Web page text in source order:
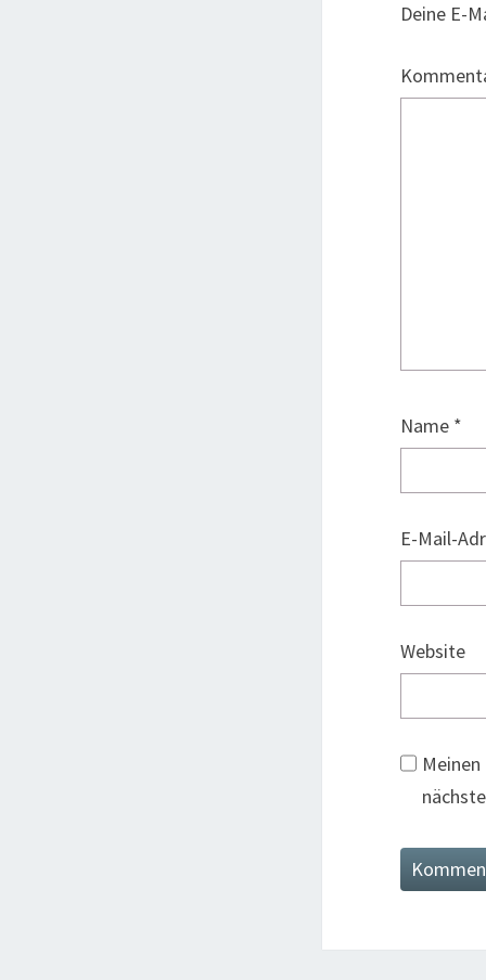
Deine E-
Name *
E-Mail-
Website